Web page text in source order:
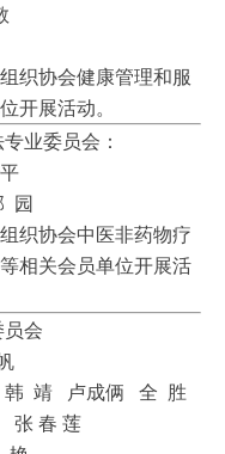
织协会健康管理和服
开展活动。
业委员会：
园
织协会中医非药物疗
相关会员单位开展活
会
韩 靖 卢成俩 全 胜
春 莲